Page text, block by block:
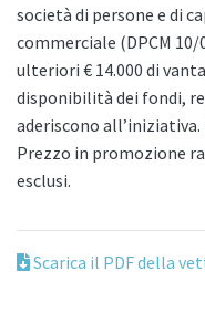
società di persone e di
commerciale (DPCM
ulteriori € 14.000 di
disponibilità dei fondi,
aderiscono
Prezzo in promozione
esclusi.
Scarica il PDF della